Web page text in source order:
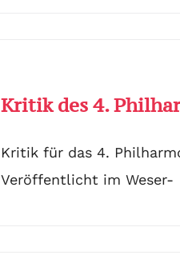
Kritik des 4.
Kritik für das 4.
Veröffentlicht im Weser-